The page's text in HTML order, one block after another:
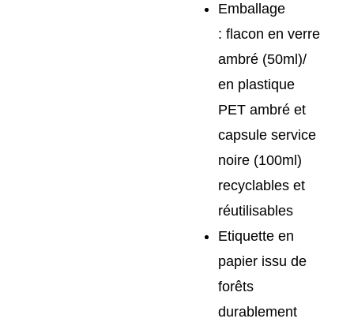
Emballage
: flacon en verre
ambré (50ml)/
en plastique
PET ambré et
capsule service
noire (100ml)
recyclables et
réutilisables
Etiquette en
papier issu de
forêts
durablement